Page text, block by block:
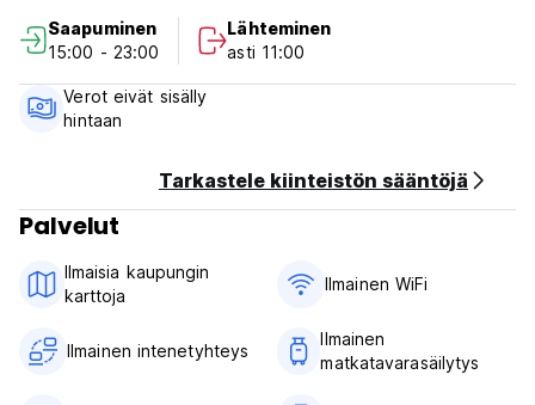
Saapuminen
15:00 - 23:00
Lähteminen
asti 11:00
Verot eivät sisälly
hintaan
Tarkastele kiinteistön sääntöjä
Palvelut
Ilmaisia ​​kaupungin
karttoja
Ilmainen WiFi
Ilmainen intenetyhteys
Ilmainen
matkatavarasäilytys